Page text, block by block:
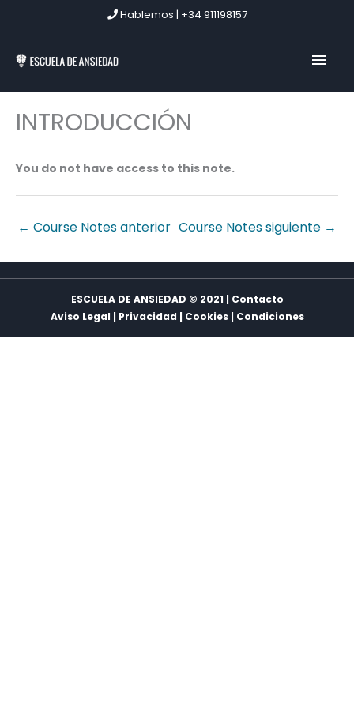
Hablemos | +34 911198157
INTRODUCCIÓN
You do not have access to this note.
← Course Notes anterior Course Notes siguiente →
ESCUELA DE ANSIEDAD © 2021 | Contacto
Aviso Legal | Privacidad | Cookies| Condiciones